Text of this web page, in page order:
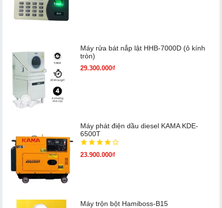
Máy rửa bát nắp lật HHB-7000D (ô kính
tròn)
29.300.000₫
Máy phát điện dầu diesel KAMA KDE-
6500T
23.900.000₫
Máy trộn bột Hamiboss-B15